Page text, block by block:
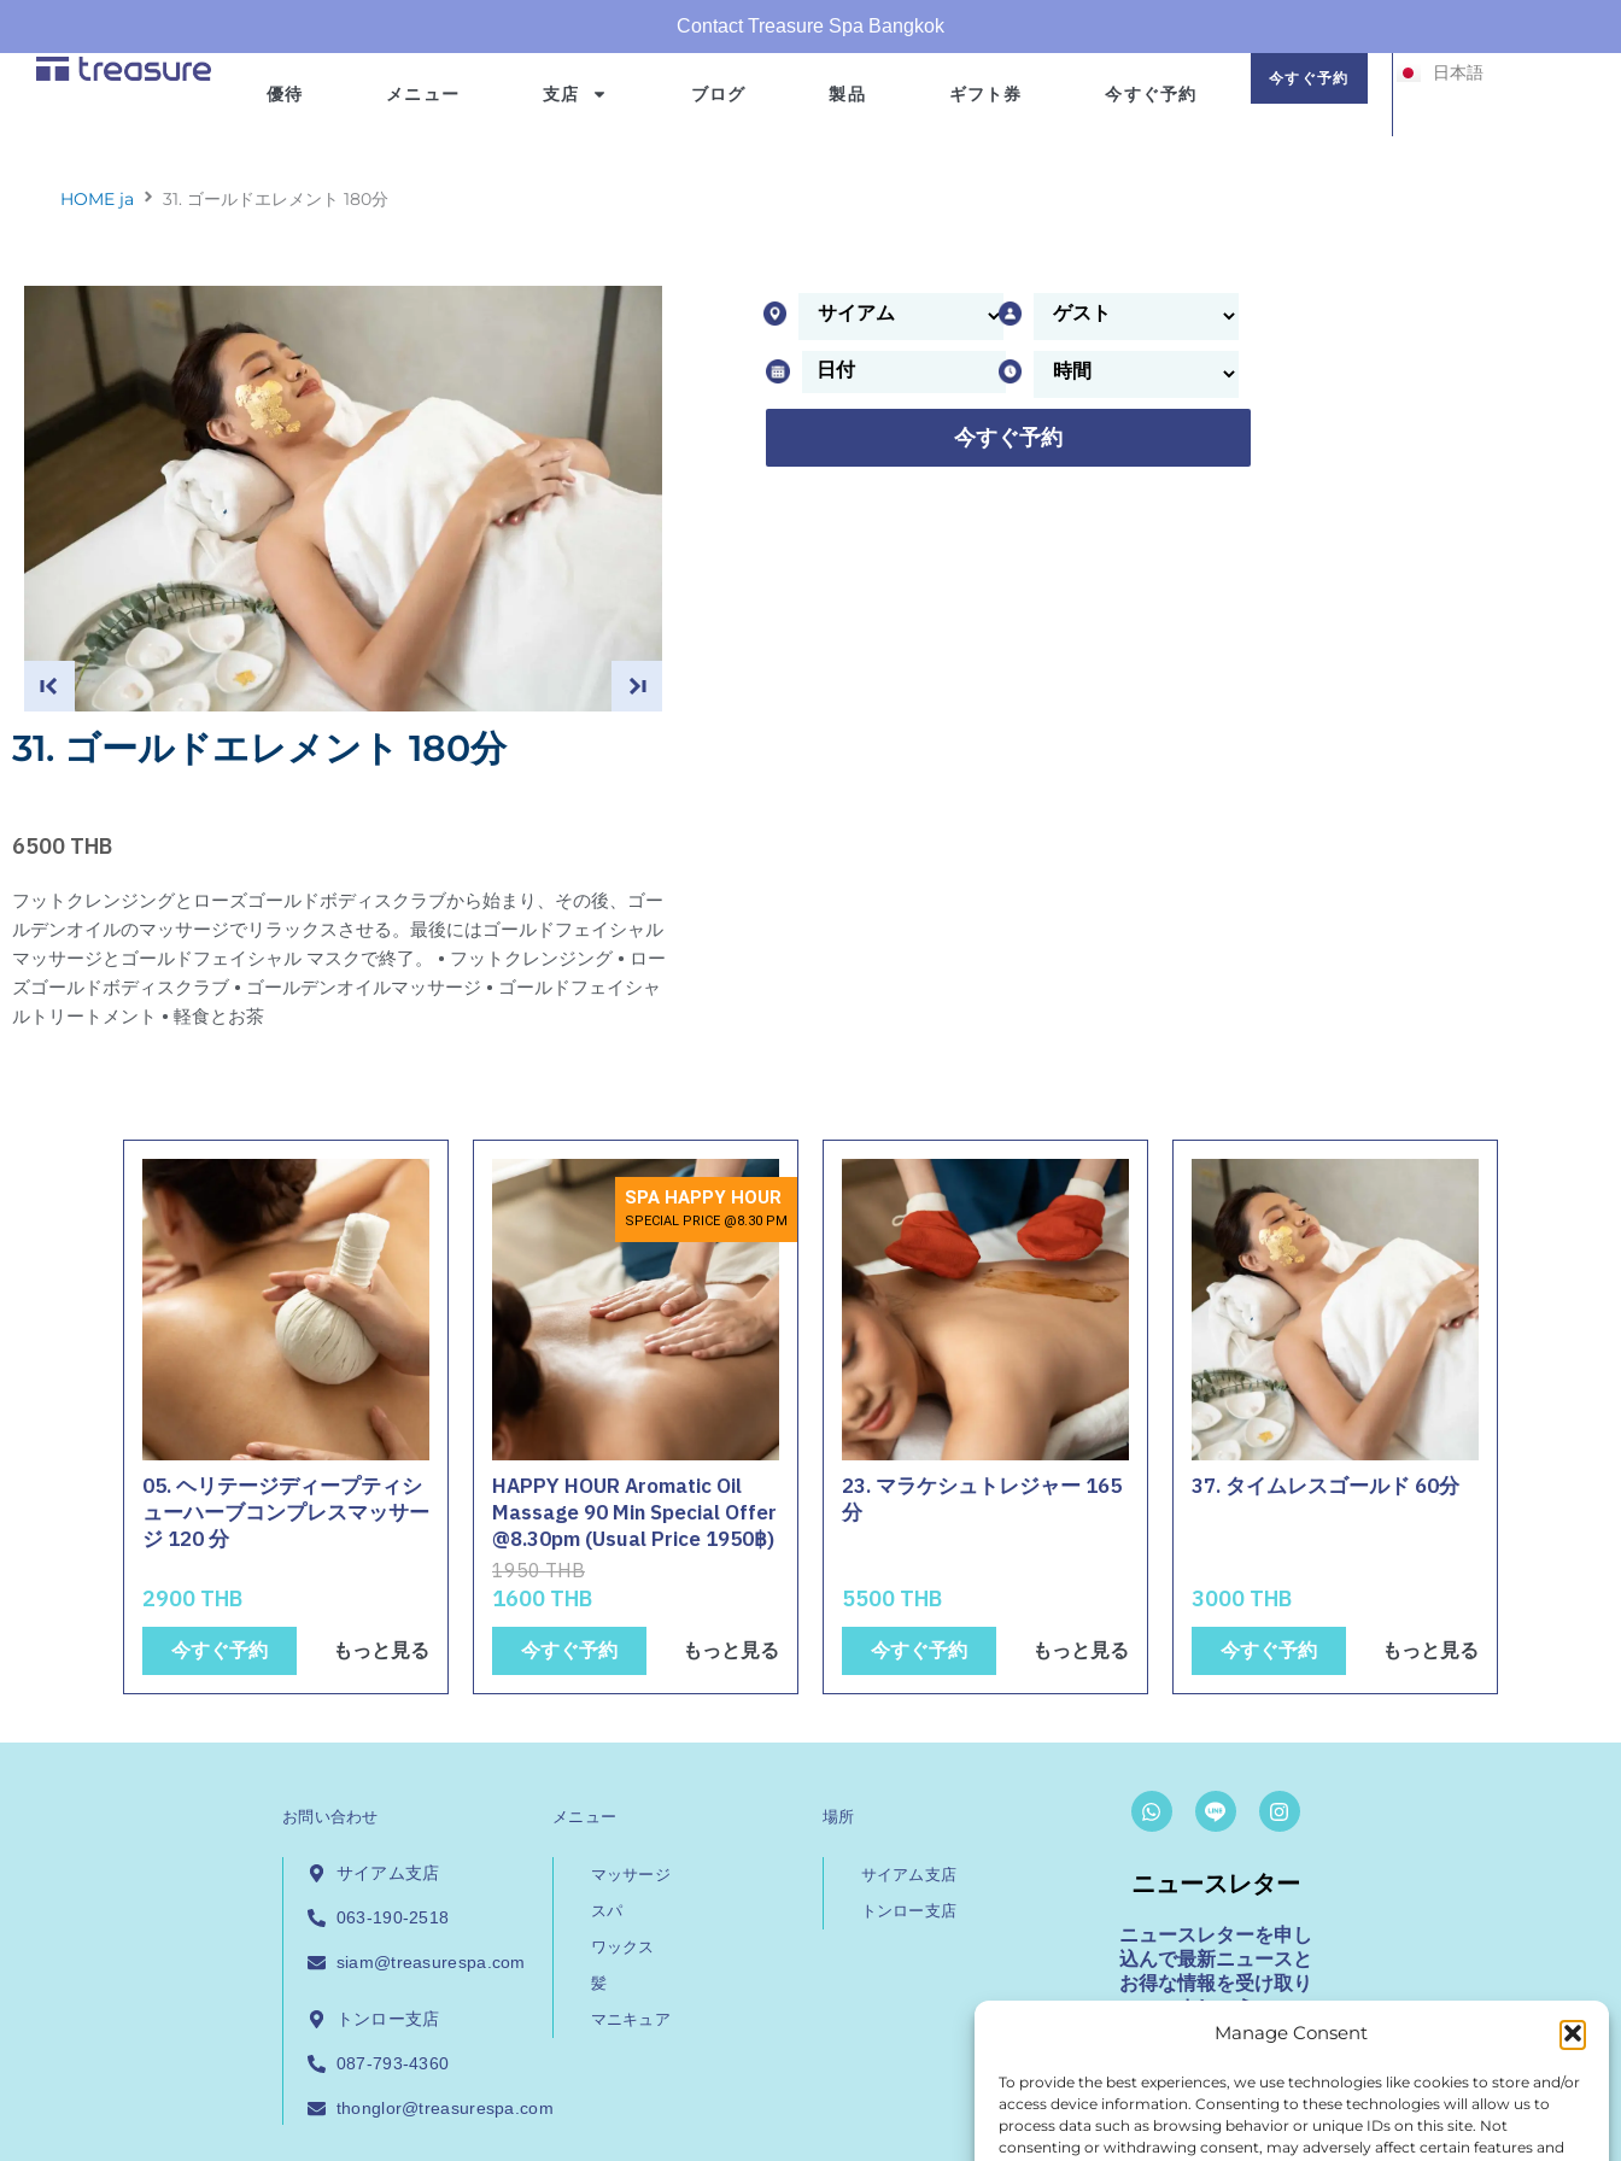
Manage Consent
To provide the best experiences, we use technologies like cookies to store and/or
access device information. Consenting to these technologies will allow us to
process data such as browsing behavior or unique IDs on this site. Not
consenting or withdrawing consent, may adversely affect certain features and
Contact Treasure Spa Bangkok
優待 メニュー 支店 ブログ 製品 ギフト券 今すぐ予約
今すぐ予約 日本語
中文 (台灣)
HOME ja 31. ゴールドエレメント 180分
31. ゴールドエレメント 180分
6500 THB
フットクレンジングとローズゴールドボディスクラブから始まり、その後、ゴー
ルデンオイルのマッサージでリラックスさせる。最後にはゴールドフェイシャル
マッサージとゴールドフェイシャル マスクで終了。 • フットクレンジング • ロー
ズゴールドボディスクラブ • ゴールデンオイルマッサージ • ゴールドフェイシャ
ルトリートメント • 軽食とお茶
今すぐ予約
05. ヘリテージディープティシ
ューハーブコンプレスマッサー
ジ 120 分
2900 THB
今すぐ予約 もっと見る
SPA HAPPY HOUR
SPECIAL PRICE @8.30 PM
HAPPY HOUR Aromatic Oil
Massage 90 Min Special Offer
@8.30pm (Usual Price 1950฿)
1950 THB
1600 THB
今すぐ予約 もっと見る
23. マラケシュトレジャー 165
分
5500 THB
今すぐ予約 もっと見る
37. タイムレスゴールド 60分
3000 THB
今すぐ予約 もっと見る
お問い合わせ
サイアム支店
063-190-2518
siam@treasurespa.com
トンロー支店
087-793-4360
thonglor@treasurespa.com
メニュー
マッサージ
スパ
ワックス
髪
マニキュア
場所
サイアム支店
トンロー支店
W
h
s
p
I
n
a
r
a
m
ニュースレター
ニュースレターを申し
込んで最新ニュースと
お得な情報を受け取り
ましょう
ー
ル
申し込む